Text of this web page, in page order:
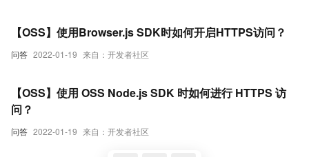
问答 2022-01-19 来自：开发者社区
【OSS】使用Browser.js SDK时如何开启HTTPS访问？
问答 2022-01-19 来自：开发者社区
【OSS】使用 OSS Node.js SDK 时如何进行 HTTPS 访
问？